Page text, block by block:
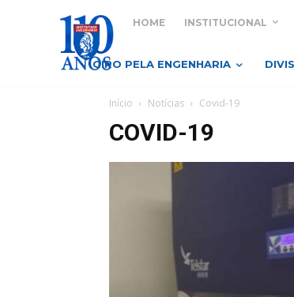
HOME INSTITUCIONAL
GIRO PELA ENGENHARIA
Início Notícias Covid-19
COVID-19